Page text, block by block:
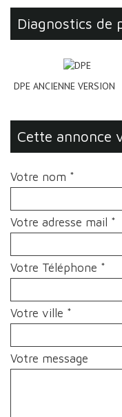
diagnostics
DPE ANCIENNE VERSION
cette annonce
Votre nom *
Votre adresse mail *
Votre Téléphone *
Votre ville *
Votre message